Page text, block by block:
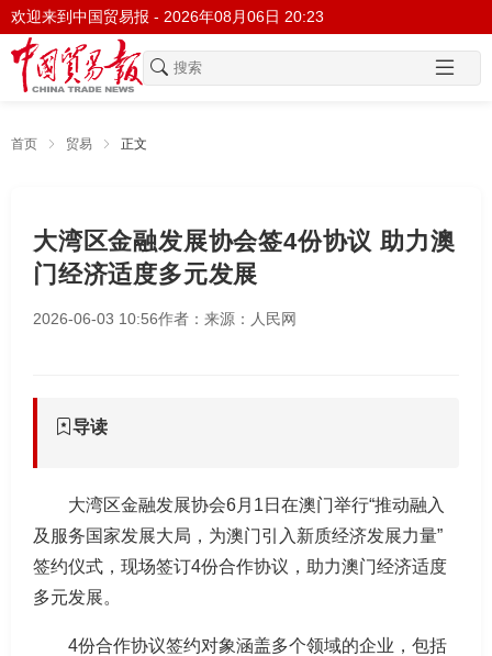
欢迎来到中国贸易报 - 2026年08月06日 20:23
首页 贸易 正文
大湾区金融发展协会签4份协议 助力澳
门经济适度多元发展
2026-06-03 10:56作者： 来源：人民网
导读
大湾区金融发展协会6月1日在澳门举行“推动融入
及服务国家发展大局，为澳门引入新质经济发展力量”
签约仪式，现场签订4份合作协议，助力澳门经济适度
多元发展。
4份合作协议签约对象涵盖多个领域的企业，包括